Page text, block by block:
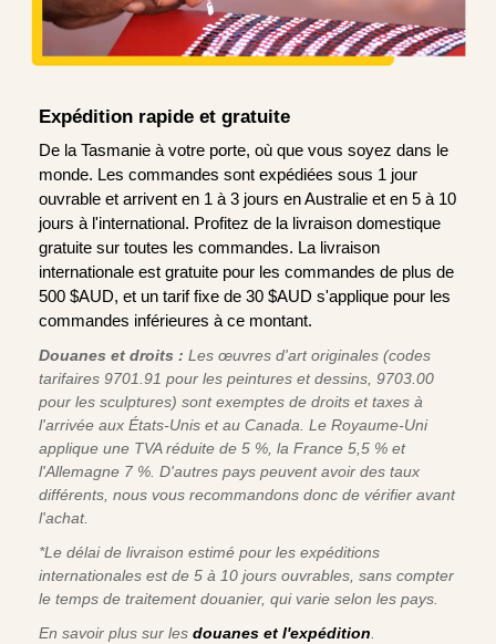
Expédition rapide et gratuite
De la Tasmanie à votre porte, où que vous soyez dans le
monde. Les commandes sont expédiées sous 1 jour
ouvrable et arrivent en 1 à 3 jours en Australie et en 5 à 10
jours à l'international. Profitez de la livraison domestique
gratuite sur toutes les commandes. La livraison
internationale est gratuite pour les commandes de plus de
500 $AUD, et un tarif fixe de 30 $AUD s'applique pour les
commandes inférieures à ce montant.
Douanes et droits : Les œuvres d'art originales (codes
tarifaires 9701.91 pour les peintures et dessins, 9703.00
pour les sculptures) sont exemptes de droits et taxes à
l'arrivée aux États-Unis et au Canada. Le Royaume-Uni
applique une TVA réduite de 5 %, la France 5,5 % et
l'Allemagne 7 %. D'autres pays peuvent avoir des taux
différents, nous vous recommandons donc de vérifier avant
l'achat.
*Le délai de livraison estimé pour les expéditions
internationales est de 5 à 10 jours ouvrables, sans compter
le temps de traitement douanier, qui varie selon les pays.
En savoir plus sur les douanes et l'expédition